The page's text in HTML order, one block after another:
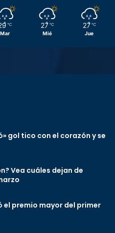
℃
Mar
27 ℃
Mié
27 ℃
Jue
gol tico con el corazón y se
Vea cuáles dejan de
el premio mayor del primer